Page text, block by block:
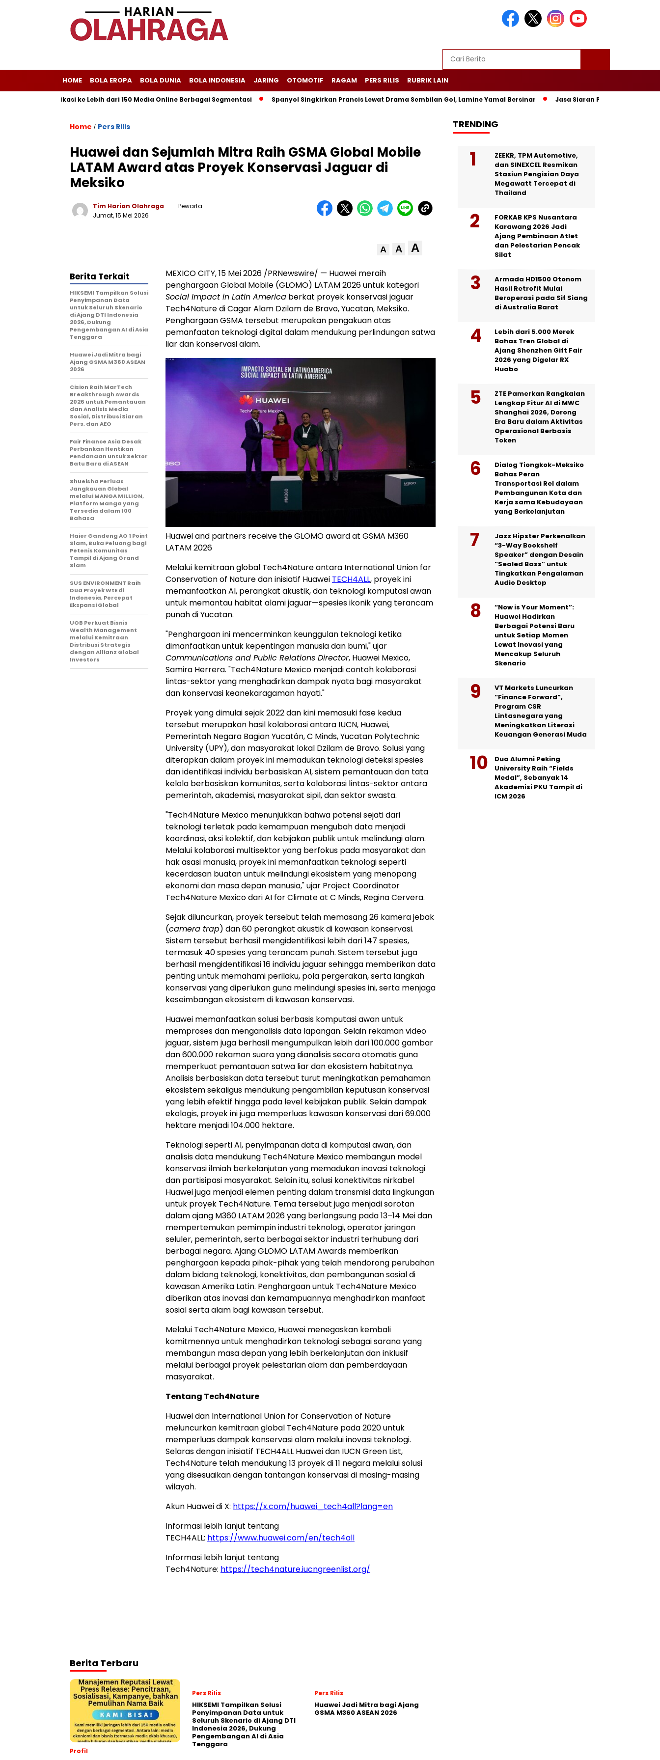
HOME BOLA EROPA BOLA DUNIA BOLA INDONESIA JARING OTOMOTIF RAGAM PERS RILIS RUBRIK LAIN
Publikasi ke Lebih dari 150 Media Online Berbagai Segmentasi Spanyol Singkirkan Prancis Lewat Drama Sembilan Gol, Lamine Yamal Bersinar Jasa Siaran Pers Persriliscom
Home / Pers Rilis
Huawei dan Sejumlah Mitra Raih GSMA Global Mobile
LATAM Award atas Proyek Konservasi Jaguar di
Meksiko
Tim Harian Olahraga
- Pewarta
Jumat, 15 Mei 2026
A A A
MEXICO CITY, 15 Mei 2026 /PRNewswire/ — Huawei meraih
penghargaan Global Mobile (GLOMO) LATAM 2026 untuk kategori
Social Impact in Latin America berkat proyek konservasi jaguar
Tech4Nature di Cagar Alam Dzilam de Bravo, Yucatan, Meksiko.
Penghargaan GSMA tersebut merupakan pengakuan atas
pemanfaatan teknologi digital dalam mendukung perlindungan satwa
liar dan konservasi alam.
Huawei and partners receive the GLOMO award at GSMA M360
LATAM 2026
Melalui kemitraan global Tech4Nature antara International Union for
Conservation of Nature dan inisiatif Huawei TECH4ALL, proyek ini
memanfaatkan AI, perangkat akustik, dan teknologi komputasi awan
untuk memantau habitat alami jaguar—spesies ikonik yang terancam
punah di Yucatan.
"Penghargaan ini mencerminkan keunggulan teknologi ketika
dimanfaatkan untuk kepentingan manusia dan bumi," ujar
Communications and Public Relations Director, Huawei Mexico,
Samira Herrera. "Tech4Nature Mexico menjadi contoh kolaborasi
lintas-sektor yang menghadirkan dampak nyata bagi masyarakat
dan konservasi keanekaragaman hayati."
Proyek yang dimulai sejak 2022 dan kini memasuki fase kedua
tersebut merupakan hasil kolaborasi antara IUCN, Huawei,
Pemerintah Negara Bagian Yucatán, C Minds, Yucatan Polytechnic
University (UPY), dan masyarakat lokal Dzilam de Bravo. Solusi yang
diterapkan dalam proyek ini memadukan teknologi deteksi spesies
dan identifikasi individu berbasiskan AI, sistem pemantauan dan tata
kelola berbasiskan komunitas, serta kolaborasi lintas-sektor antara
pemerintah, akademisi, masyarakat sipil, dan sektor swasta.
"Tech4Nature Mexico menunjukkan bahwa potensi sejati dari
teknologi terletak pada kemampuan mengubah data menjadi
koordinasi, aksi kolektif, dan kebijakan publik untuk melindungi alam.
Melalui kolaborasi multisektor yang berfokus pada masyarakat dan
hak asasi manusia, proyek ini memanfaatkan teknologi seperti
kecerdasan buatan untuk melindungi ekosistem yang menopang
ekonomi dan masa depan manusia," ujar Project Coordinator
Tech4Nature Mexico dari AI for Climate at C Minds, Regina Cervera.
Sejak diluncurkan, proyek tersebut telah memasang 26 kamera jebak
(camera trap) dan 60 perangkat akustik di kawasan konservasi.
Sistem tersebut berhasil mengidentifikasi lebih dari 147 spesies,
termasuk 40 spesies yang terancam punah. Sistem tersebut juga
berhasil mengidentifikasi 16 individu jaguar sehingga memberikan data
penting untuk memahami perilaku, pola pergerakan, serta langkah
konservasi yang diperlukan guna melindungi spesies ini, serta menjaga
keseimbangan ekosistem di kawasan konservasi.
Huawei memanfaatkan solusi berbasis komputasi awan untuk
memproses dan menganalisis data lapangan. Selain rekaman video
jaguar, sistem juga berhasil mengumpulkan lebih dari 100.000 gambar
dan 600.000 rekaman suara yang dianalisis secara otomatis guna
memperkuat pemantauan satwa liar dan ekosistem habitatnya.
Analisis berbasiskan data tersebut turut meningkatkan pemahaman
ekosistem sekaligus mendukung pengambilan keputusan konservasi
yang lebih efektif hingga pada level kebijakan publik. Selain dampak
ekologis, proyek ini juga memperluas kawasan konservasi dari 69.000
hektare menjadi 104.000 hektare.
Teknologi seperti AI, penyimpanan data di komputasi awan, dan
analisis data mendukung Tech4Nature Mexico membangun model
konservasi ilmiah berkelanjutan yang memadukan inovasi teknologi
dan partisipasi masyarakat. Selain itu, solusi konektivitas nirkabel
Huawei juga menjadi elemen penting dalam transmisi data lingkungan
untuk proyek Tech4Nature. Tema tersebut juga menjadi sorotan
dalam ajang M360 LATAM 2026 yang berlangsung pada 13–14 Mei dan
mempertemukan pemimpin industri teknologi, operator jaringan
seluler, pemerintah, serta berbagai sektor industri terhubung dari
berbagai negara. Ajang GLOMO LATAM Awards memberikan
penghargaan kepada pihak-pihak yang telah mendorong perubahan
dalam bidang teknologi, konektivitas, dan pembangunan sosial di
kawasan Amerika Latin. Penghargaan untuk Tech4Nature Mexico
diberikan atas inovasi dan kemampuannya menghadirkan manfaat
sosial serta alam bagi kawasan tersebut.
Melalui Tech4Nature Mexico, Huawei menegaskan kembali
komitmennya untuk menghadirkan teknologi sebagai sarana yang
membangun masa depan yang lebih berkelanjutan dan inklusif
melalui berbagai proyek pelestarian alam dan pemberdayaan
masyarakat.
Tentang Tech4Nature
Huawei dan International Union for Conservation of Nature
meluncurkan kemitraan global Tech4Nature pada 2020 untuk
memperluas dampak konservasi alam melalui inovasi teknologi.
Selaras dengan inisiatif TECH4ALL Huawei dan IUCN Green List,
Tech4Nature telah mendukung 13 proyek di 11 negara melalui solusi
yang disesuaikan dengan tantangan konservasi di masing-masing
wilayah.
Akun Huawei di X: https://x.com/huawei_tech4all?lang=en
Informasi lebih lanjut tentang
TECH4ALL: https://www.huawei.com/en/tech4all
Informasi lebih lanjut tentang
Tech4Nature: https://tech4nature.iucngreenlist.org/
Berita Terkait
HIKSEMI Tampilkan Solusi
Penyimpanan Data
untuk Seluruh Skenario
di Ajang DTI Indonesia
2026, Dukung
Pengembangan AI di Asia
Tenggara
Huawei Jadi Mitra bagi
Ajang GSMA M360 ASEAN
2026
Cision Raih MarTech
Breakthrough Awards
2026 untuk Pemantauan
dan Analisis Media
Sosial, Distribusi Siaran
Pers, dan AEO
Fair Finance Asia Desak
Perbankan Hentikan
Pendanaan untuk Sektor
Batu Bara di ASEAN
Shueisha Perluas
Jangkauan Global
melalui MANGA MILLION,
Platform Manga yang
Tersedia dalam 100
Bahasa
Haier Gandeng AO 1 Point
Slam, Buka Peluang bagi
Petenis Komunitas
Tampil di Ajang Grand
Slam
SUS ENVIRONMENT Raih
Dua Proyek WtE di
Indonesia, Percepat
Ekspansi Global
UOB Perkuat Bisnis
Wealth Management
melalui Kemitraan
Distribusi Strategis
dengan Allianz Global
Investors
Berita Terbaru
Profil
Pers Rilis
HIKSEMI Tampilkan Solusi
Penyimpanan Data untuk
Seluruh Skenario di Ajang DTI
Indonesia 2026, Dukung
Pengembangan AI di Asia
Tenggara
Pers Rilis
Huawei Jadi Mitra bagi Ajang
GSMA M360 ASEAN 2026
TRENDING
ZEEKR, TPM Automotive,
dan SINEXCEL Resmikan
Stasiun Pengisian Daya
Megawatt Tercepat di
Thailand
FORKAB KPS Nusantara
Karawang 2026 Jadi
Ajang Pembinaan Atlet
dan Pelestarian Pencak
Silat
Armada HD1500 Otonom
Hasil Retrofit Mulai
Beroperasi pada Sif Siang
di Australia Barat
Lebih dari 5.000 Merek
Bahas Tren Global di
Ajang Shenzhen Gift Fair
2026 yang Digelar RX
Huabo
ZTE Pamerkan Rangkaian
Lengkap Fitur AI di MWC
Shanghai 2026, Dorong
Era Baru dalam Aktivitas
Operasional Berbasis
Token
Dialog Tiongkok-Meksiko
Bahas Peran
Transportasi Rel dalam
Pembangunan Kota dan
Kerja sama Kebudayaan
yang Berkelanjutan
Jazz Hipster Perkenalkan
“3-Way Bookshelf
Speaker” dengan Desain
“Sealed Bass” untuk
Tingkatkan Pengalaman
Audio Desktop
“Now is Your Moment”:
Huawei Hadirkan
Berbagai Potensi Baru
untuk Setiap Momen
Lewat Inovasi yang
Mencakup Seluruh
Skenario
VT Markets Luncurkan
“Finance Forward”,
Program CSR
Lintasnegara yang
Meningkatkan Literasi
Keuangan Generasi Muda
Dua Alumni Peking
University Raih “Fields
Medal”, Sebanyak 14
Akademisi PKU Tampil di
ICM 2026